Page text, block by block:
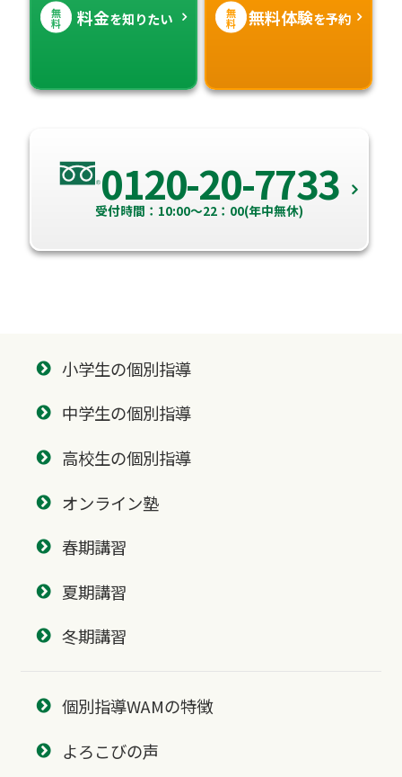
無
料 料金を知りたい 無
料 無料体験を予約
0120-20-7733
受付時間：10:00～22：00(年中無休)
小学生の個別指導
中学生の個別指導
高校生の個別指導
オンライン塾
春期講習
夏期講習
冬期講習
個別指導WAMの特徴
よろこびの声